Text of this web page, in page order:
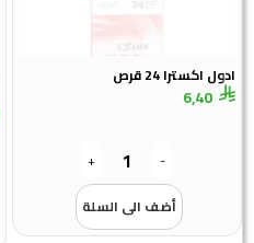
ادول اكسترا 24 قرص
6,40
-
+
أضف الى السلة